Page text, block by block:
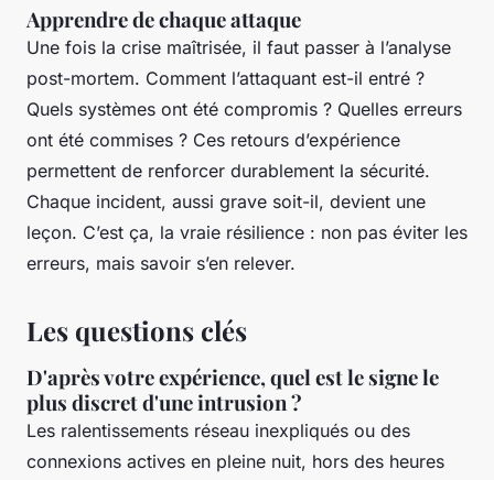
Apprendre de chaque attaque
Une fois la crise maîtrisée, il faut passer à l’analyse
post-mortem. Comment l’attaquant est-il entré ?
Quels systèmes ont été compromis ? Quelles erreurs
ont été commises ? Ces retours d’expérience
permettent de renforcer durablement la sécurité.
Chaque incident, aussi grave soit-il, devient une
leçon. C’est ça, la vraie résilience : non pas éviter les
erreurs, mais savoir s’en relever.
Les questions clés
D'après votre expérience, quel est le signe le
plus discret d'une intrusion ?
Les ralentissements réseau inexpliqués ou des
connexions actives en pleine nuit, hors des heures